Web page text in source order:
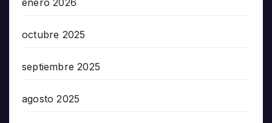
octubre 2025
septiembre 2025
agosto 2025